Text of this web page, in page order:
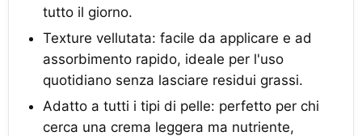
tutto il giorno.
Texture vellutata: facile da applicare e ad
assorbimento rapido, ideale per l'uso
quotidiano senza lasciare residui grassi.
Adatto a tutti i tipi di pelle: perfetto per chi
cerca una crema leggera ma nutriente,